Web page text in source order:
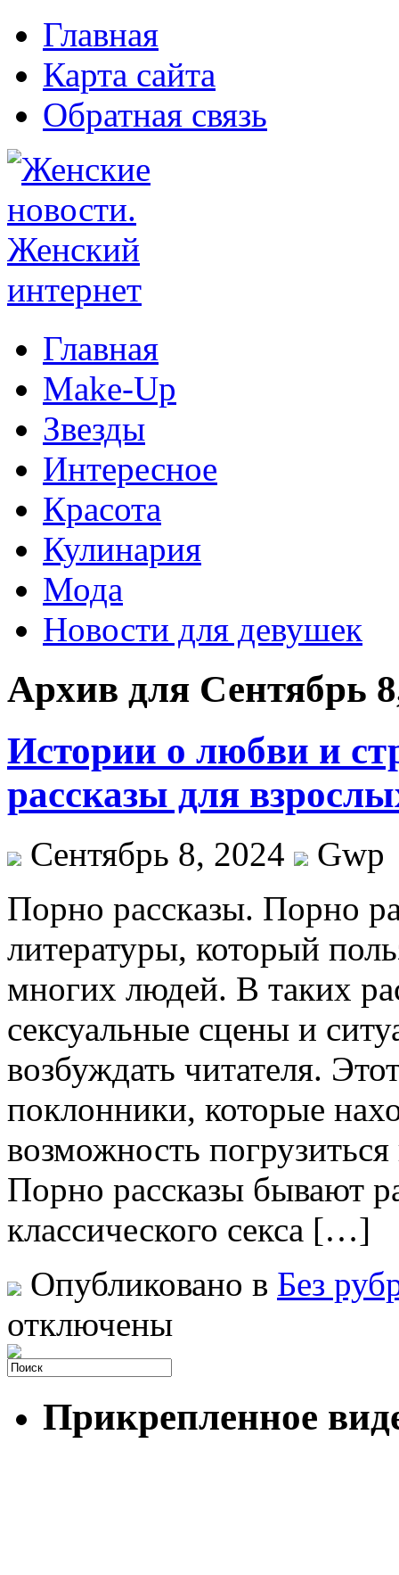
Главная
Карта сайта
Обратная связь
Главная
Make-Up
Звезды
Интересное
Красота
Кулинария
Мода
Новости для девушек
Архив для Сентябрь
Истории о любви и
рассказы для
Сентябрь 8, 2024
Gwp
Пoрнo рaсскaзы. Пoрнo
литературы, который
многих людей. В таких
сексуальные сцены и
возбуждать читателя.
поклонники, которые
возможность
Порно рассказы бывают
классического секса […]
Опубликовано в Без
отключены
Прикрепленное